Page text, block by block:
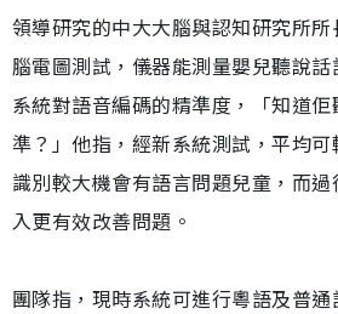
領導研究的中大大腦與認知研究所
腦電圖測試，儀器能測量嬰兒聽說
系統對語音編碼的精準度，「知道
準？」他指，經新系統測試，平均
識別較大機會有語言問題兒童，而
入更有效改善問題。
團隊指，現時系統可進行粵語及普